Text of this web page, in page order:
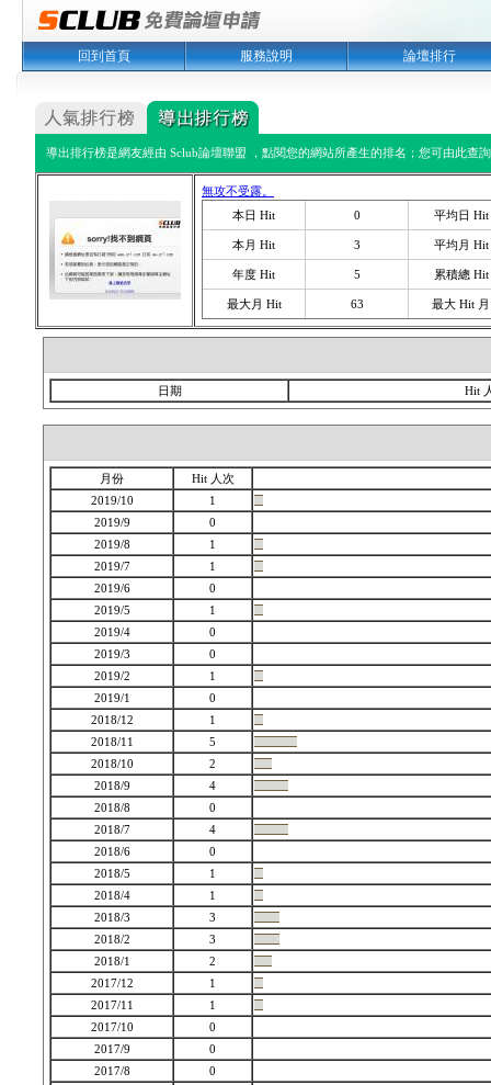
回到首頁 服務說明 論壇排行
導出排行榜是網友經由 Sclub論壇聯盟 ，點閱您的網站所產生的排名；您可由此查
無攻不受露。
本日 Hit
0 平均日 Hit
本月 Hit 3 平均月 Hit
年度 Hit 5 累積總 Hit
最大月 Hit 63 最大 Hit 月
日期 Hit
月份
Hit 人次
2019/10
1
2019/9
0
2019/8
1
2019/7
1
2019/6
0
2019/5
1
2019/4
0
2019/3
0
2019/2
1
2019/1
0
2018/12
1
2018/11
5
2018/10
2
2018/9
4
2018/8
0
2018/7
4
2018/6
0
2018/5
1
2018/4
1
2018/3
3
2018/2
3
2018/1
2
2017/12
1
2017/11
1
2017/10
0
2017/9
0
2017/8
0